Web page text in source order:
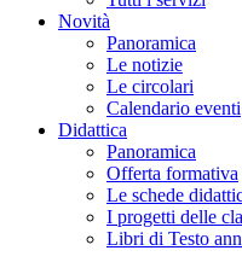
Novità
Panoramica
Le notizie
Le circolari
Calendario eventi
Didattica
Panoramica
Offerta formativa
Le schede
I progetti delle
Libri di Testo